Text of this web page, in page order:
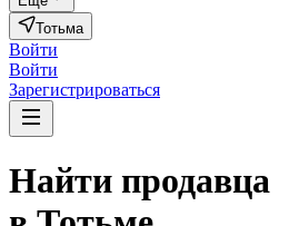
Тотьма
Войти
Войти
Зарегистрироваться
Найти продавца